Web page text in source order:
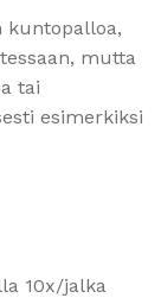
kuntopalloa,
mutta
tai
esimerkiksi
10x/jalka